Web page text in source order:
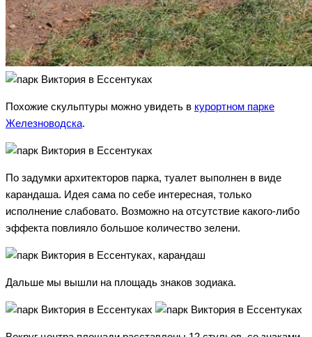
Похожие скульптуры можно увидеть в курортном парке
Железноводска.
По задумки архитекторов парка, туалет выполнен в виде
карандаша. Идея сама по себе интересная, только
исполнение слабовато. Возможно на отсутствие какого-либо
эффекта повлияло большое количество зелени.
Дальше мы вышли на площадь знаков зодиака.